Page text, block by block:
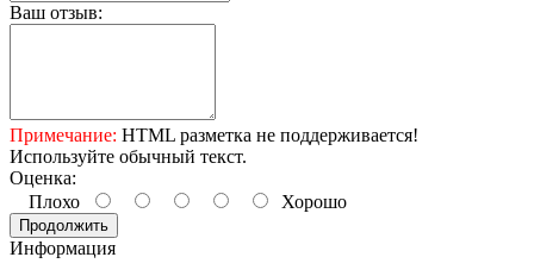
Ваш отзыв:
Примечание: HTML разметка не поддерживается!
Используйте обычный текст.
Оценка:
Плохо
Хорошо
Продолжить
Информация